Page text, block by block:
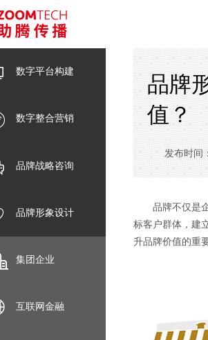
数字平台构建
数字整合营销
品牌战略咨询
品牌形象设计
集团企业
互联网金融
品牌
值？
发布时间
品牌不仅是企
标客户群体，建
升品牌价值的重